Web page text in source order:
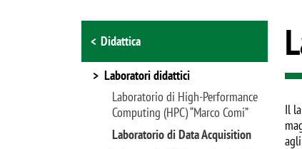
Browse the
Didattica
Laboratori didattici
Laboratorio di High-Performance
Computing (HPC) “Marco Comi”
Laboratorio di Data Acquisition
Il